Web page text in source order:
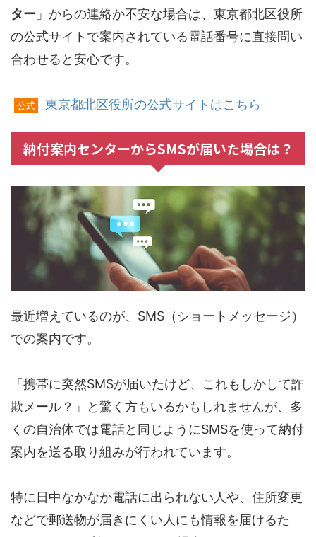
ター 」からの連絡か不安な場合は、東京都北区役所
の公式サイトで案内されている電話番号に直接問い
合わせると安心です。
公式 東京都北区役所の公式サイトはこちら
納付案内センターからSMSが届いた場合は？
最近増えているのが、SMS（ショートメッセージ）
での案内です。
「携帯に突然SMSが届いたけど、これもしかして詐
欺メール？」と驚く方もいるかもしれませんが、多
くの自治体では電話と同じようにSMSを使って納付
案内を送る取り組みが行われています。
特に日中なかなか電話に出られない人や、住所変更
などで郵送物が届きにくい人にも情報を届けるた